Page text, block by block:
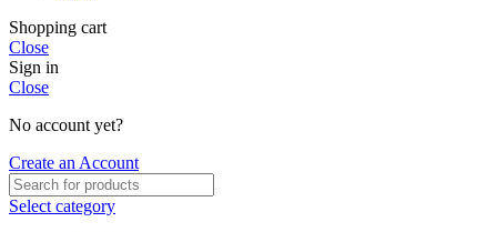
Shopping cart
Close
Sign in
Close
No account yet?
Create an Account
Select category